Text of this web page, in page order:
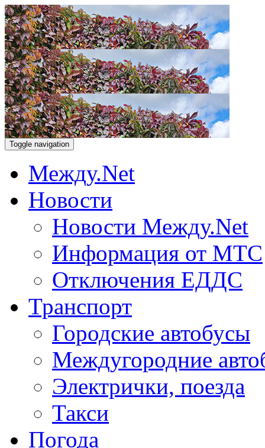
Toggle navigation
Между.Net
Новости
Новости Между.Net
Информация от МТС
Отключения ЕДДС
Транспорт
Городские автобусы
Междугородние
Электрички, поезда
Такси
Погода